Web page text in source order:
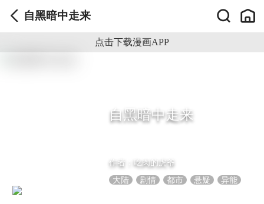
自黑暗中走来
点击下载漫画APP
自黑暗中走来
作者：吃肉的虎爷
大陆
剧情 都市 悬疑 异能